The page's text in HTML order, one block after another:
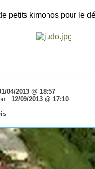
petits kimonos pour le
04/2013 @ 18:57
:12/09/2013 @ 17:10